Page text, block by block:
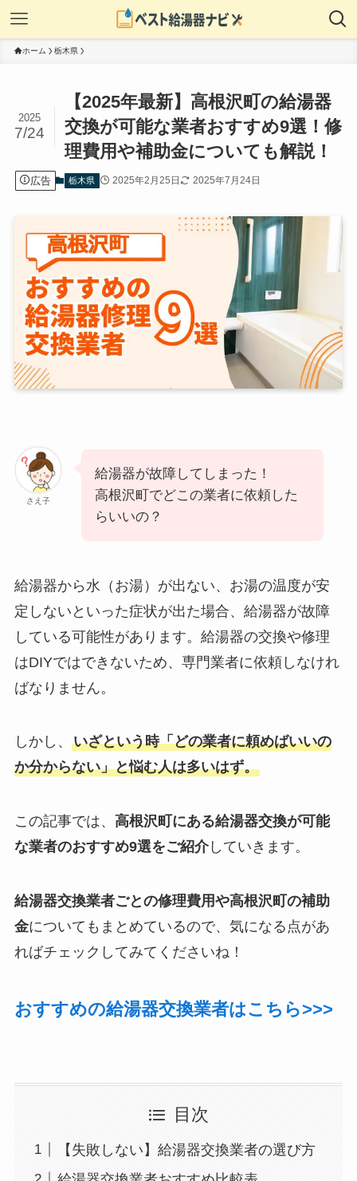
ホーム 栃木県
【2025年最新】高根沢町の給湯器
交換が可能な業者おすすめ9選！修
理費用や補助金についても解説！
2025
7/24
広告 栃木県 2025年2月25日 2025年7月24日
さえ子
給湯器が故障してしまった！
高根沢町でどこの業者に依頼した
らいいの？
給湯器から水（お湯）が出ない、お湯の温度が安
定しないといった症状が出た場合、給湯器が故障
している可能性があります。給湯器の交換や修理
はDIYではできないため、専門業者に依頼しなけれ
ばなりません。
しかし、 いざという時「どの業者に頼めばいいの
か分からない」と悩む人は多いはず。
この記事では、 高根沢町にある給湯器交換が可能
な業者のおすすめ9選をご紹介していきます。
給湯器交換業者ごとの修理費用や高根沢町の補助
金についてもまとめているので、気になる点があ
ればチェックしてみてくださいね！
おすすめの給湯器交換業者はこちら>>>
目次
【失敗しない】給湯器交換業者の選び方